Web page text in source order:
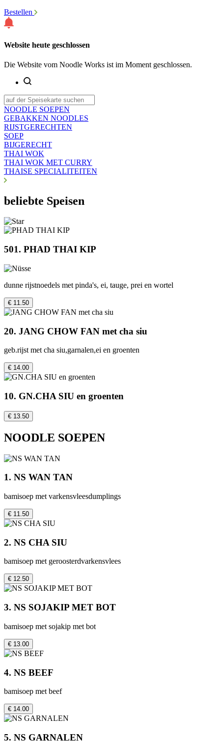
Bestellen
Website heute geschlossen
Die Website vom Noodle Works ist im Moment geschlossen.
NOODLE SOEPEN
GEBAKKEN NOODLES
RIJSTGERECHTEN
SOEP
BIJGERECHT
THAI WOK
THAI WOK MET CURRY
THAISE SPECIALITEITEN
beliebte Speisen
501. PHAD THAI KIP
dunne rijstnoedels met pinda's, ei, tauge, prei en wortel
€ 11.50
20. JANG CHOW FAN met cha siu
geb.rijst met cha siu,garnalen,ei en groenten
€ 14.00
10. GN.CHA SIU en groenten
€ 13.50
NOODLE SOEPEN
1. NS WAN TAN
bamisoep met varkensvleesdumplings
€ 11.50
2. NS CHA SIU
bamisoep met geroosterdvarkensvlees
€ 12.50
3. NS SOJAKIP MET BOT
bamisoep met sojakip met bot
€ 13.00
4. NS BEEF
bamisoep met beef
€ 14.00
5. NS GARNALEN